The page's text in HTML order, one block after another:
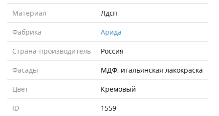
Материал Лдсп
Фабрика Арида
Страна-производитель Россия
Фасады МДФ, итальянская лакокраска
Цвет Кремовый
ID 1559